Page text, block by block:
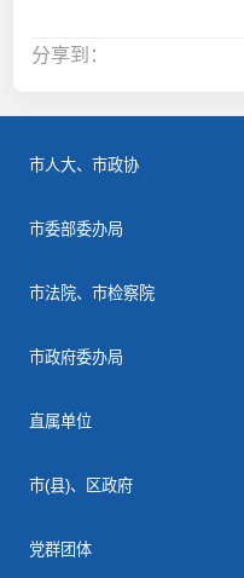
分享到：
市人大、市政协
市委部委办局
市法院、市检察院
市政府委办局
直属单位
市(县)、区政府
党群团体